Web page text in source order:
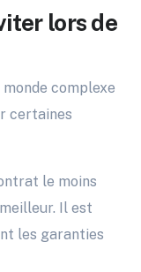
lors de
complexe
certaines
le moins
Il est
les garanties